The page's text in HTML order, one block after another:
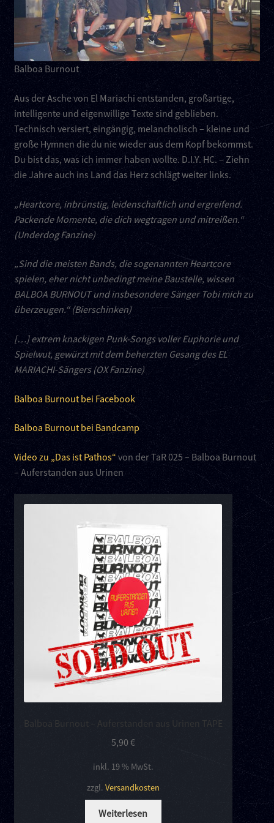
Kontakt
Links
Balboa Burnout
Aus der Asche von El Mariachi entstanden, großartige,
intelligente und eigenwillige Texte sind geblieben.
Technisch versiert, eingängig, melancholisch – kleine und
große Hymnen die du nie wieder aus dem Kopf bekommst.
Du bist das, was ich immer haben wollte. D.I.Y. HC. – Ziehn
die Jahre auch ins Land das Herz schlägt weiter links.
„Heartcore, inbrünstig, leidenschaftlich und ergreifend.
Packende Momente, die dich wegtragen und mitreißen.“
(Underdog Fanzine)
„Sind die meisten Bands, die sogenannten Heartcore
spielen, eher nicht unbedingt meine Baustelle, wissen
BALBOA BURNOUT und insbesondere Sänger Tobi mich zu
überzeugen.“ (Bierschinken)
[…] extrem knackigen Punk-Songs voller Euphorie und
Spielwut, gewürzt mit dem beherzten Gesang des EL
MARIACHI-Sängers (OX Fanzine)
Balboa Burnout bei Facebook
Balboa Burnout bei Bandcamp
Video zu „Das ist Pathos“ von der TaR 025 – Balboa Burnout
– Auferstanden aus Urinen
Balboa Burnout – Auferstanden aus Urinen TAPE
5,90 €
inkl. 19 % MwSt.
zzgl. Versandkosten
Weiterlesen